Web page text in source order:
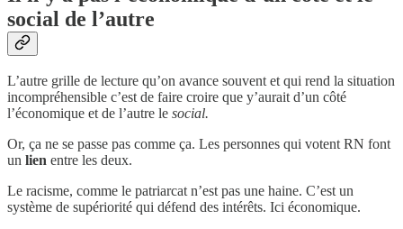
social de l’autre
L’autre grille de lecture qu’on avance souvent et qui rend la situation
incompréhensible c’est de faire croire que y’aurait d’un côté
l’économique et de l’autre le social.
Or, ça ne se passe pas comme ça. Les personnes qui votent RN font
un lien entre les deux.
Le racisme, comme le patriarcat n’est pas une haine. C’est un
système de supériorité qui défend des intérêts. Ici économique.